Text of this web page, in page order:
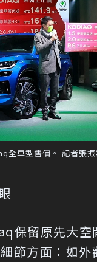
全車型售價。 記者張
保留原先大空
節方面：如外